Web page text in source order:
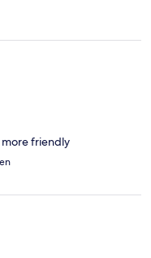
more friendly